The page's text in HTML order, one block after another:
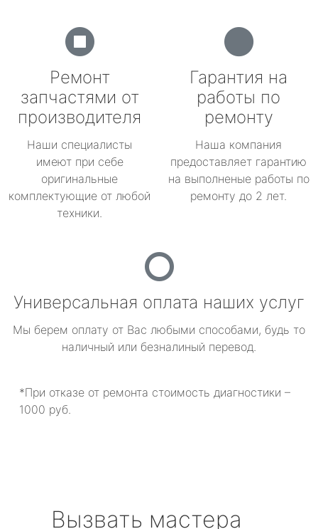
Ремонт
запчастями от
производителя
Наши специалисты
имеют при себе
оригинальные
комплектующие от любой
техники.
Гарантия на
работы по
ремонту
Наша компания
предоставляет гарантию
на выполненые работы по
ремонту до 2 лет.
Универсальная оплата наших услуг
Мы берем оплату от Вас любыми способами, будь то
наличный или безналиный перевод.
*При отказе от ремонта стоимость диагностики –
1000 руб.
Вызвать мастера